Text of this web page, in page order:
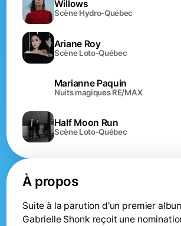
Willows
Scène Hydro-Québec
Ariane Roy
Scène Loto-Québec
Marianne Paquin
Nuits magiques RE/MAX
Half Moon Run
Scène Loto-Québec
À propos
Suite à la parution d'un premier
Gabrielle Shonk reçoit une